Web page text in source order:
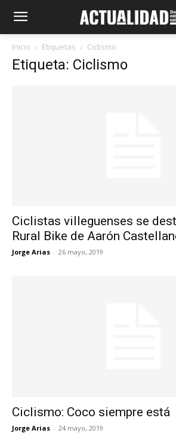
Inicio Etiquetas Ciclismo
Etiqueta: Ciclismo
Ciclistas villeguenses se
Rural Bike de Aarón
Jorge Arias - 26 mayo, 2019
Ciclismo: Coco siempre está
Jorge Arias - 24 mayo, 2019